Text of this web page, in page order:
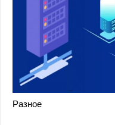
Разное